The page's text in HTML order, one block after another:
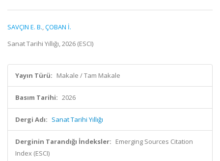
SAVÇIN E. B.,ÇOBAN İ.
Sanat Tarihi Yıllığı, 2026 (ESCI)
Yayın Türü: Makale / Tam Makale
Basım Tarihi: 2026
Dergi Adı: Sanat Tarihi Yıllığı
Derginin Tarandığı İndeksler: Emerging Sources Citation
Index (ESCI)